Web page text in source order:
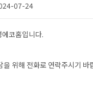
07-24
코홈입니다.
을 위해 전화로 연락주시기 바